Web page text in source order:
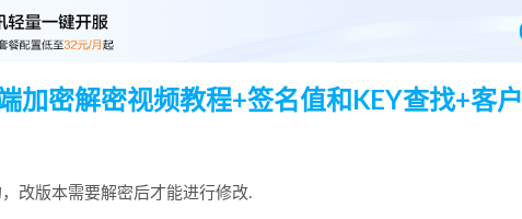
加密解密视频教程+签名值和KEY查找+客
改版本需要解密后才能进行修改.